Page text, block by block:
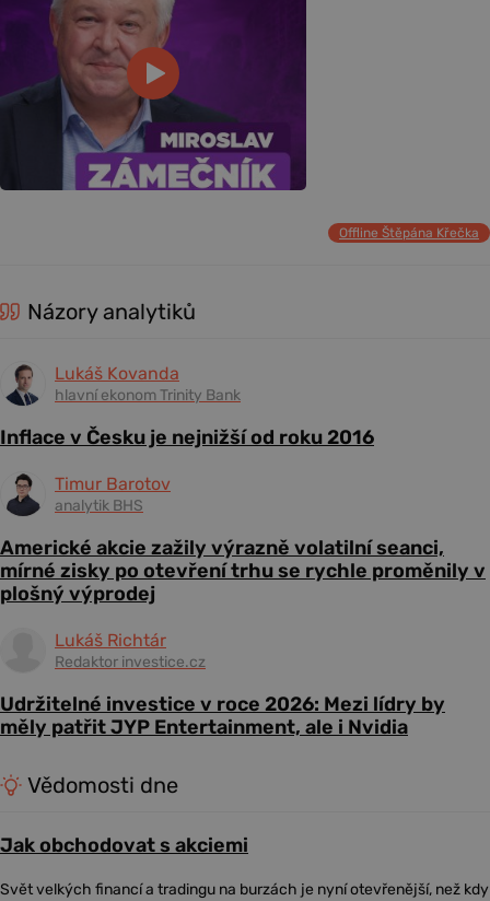
Offline Štěpána Křečka
Názory analytiků
Lukáš Kovanda
hlavní ekonom Trinity Bank
Inflace v Česku je nejnižší od roku 2016
Timur Barotov
analytik BHS
Americké akcie zažily výrazně volatilní seanci,
mírné zisky po otevření trhu se rychle proměnily v
plošný výprodej
Lukáš Richtár
Redaktor investice.cz
Udržitelné investice v roce 2026: Mezi lídry by
měly patřit JYP Entertainment, ale i Nvidia
Vědomosti dne
Jak obchodovat s akciemi
Svět velkých financí a tradingu na burzách je nyní otevřenější, než kdy